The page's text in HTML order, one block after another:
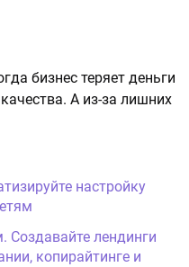
бизнес теряет деньги
А из-за лишних
настройку
лендинги
копирайтинге и